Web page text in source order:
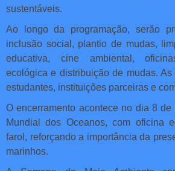
sustentáveis.
Ao longo da programação, serão
inclusão social, plantio de mudas,
educativa, cine ambiental,
ecológica e distribuição de mudas.
estudantes, instituições parceiras e
O encerramento acontece no dia 8
Mundial dos Oceanos, com oficina
farol, reforçando a importância da
marinhos.